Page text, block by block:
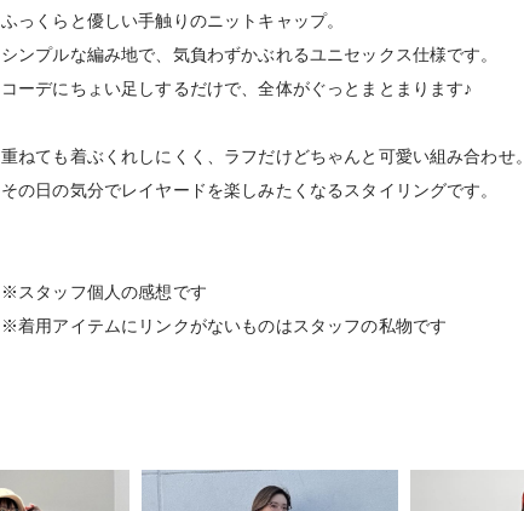
ふっくらと優しい手触りのニットキャップ。
シンプルな編み地で、気負わずかぶれるユニセックス仕様です。
コーデにちょい足しするだけで、全体がぐっとまとまります♪
重ねても着ぶくれしにくく、ラフだけどちゃんと可愛い組み合わせ。
その日の気分でレイヤードを楽しみたくなるスタイリングです。
※スタッフ個人の感想です
※着用アイテムにリンクがないものはスタッフの私物です